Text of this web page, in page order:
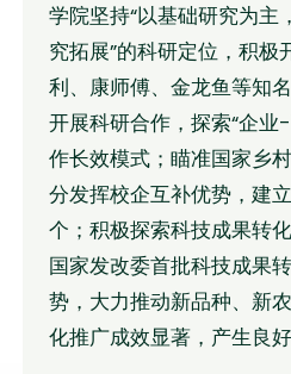
学院坚持“以基础研究为主
究拓展”的科研定位，积极
利、康师傅、金龙鱼等知
开展科研合作，探索“企业
作长效模式；瞄准国家乡
分发挥校企互补优势，建
个；积极探索科技成果转
国家发改委首批科技成果
势，大力推动新品种、新
化推广成效显著，产生良